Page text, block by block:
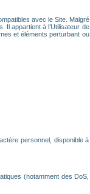
avec le Site. Malgré
appartient à l’Utilisateur de
et éléments perturbant ou
personnel, disponible à
(notamment des DoS,